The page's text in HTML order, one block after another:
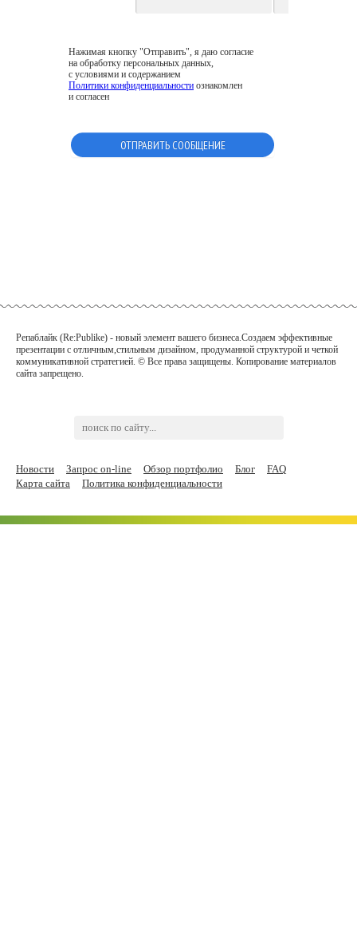
Нажимая кнопку "Отправить", я даю согласие
на обработку персональных данных,
с условиями и содержанием
Политики конфиденциальности ознакомлен
и согласен
Репаблайк (Re:Publike) - новый элемент вашего бизнеса.Создаем эффективные
презентации с отличным,стильным дизайном, продуманной структурой и четкой
коммуникативной стратегией. © Все права защищены. Копирование материалов
сайта запрещено.
Новости Запрос on-line Обзор портфолио Блог
FAQ
Карта сайта
Политика конфиденциальности